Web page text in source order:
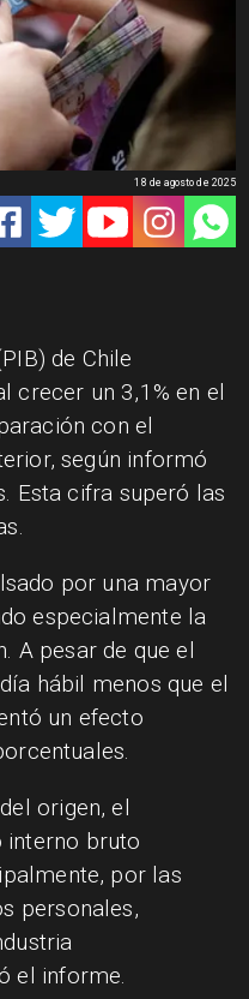
18 de agosto de 2025
de Chile
crecer un 3,1% en el
con el
según informó
Esta cifra superó las
por una mayor
especialmente la
A pesar de que el
hábil menos que el
un efecto
origen, el
interno bruto
por las
personales,
el informe.